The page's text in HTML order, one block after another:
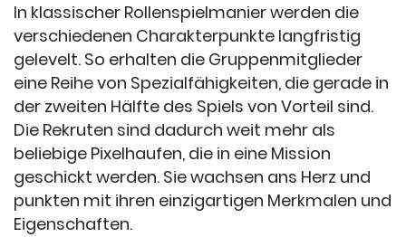
In klassischer Rollenspielmanier werden die
verschiedenen Charakterpunkte langfristig
gelevelt. So erhalten die Gruppenmitglieder
eine Reihe von Spezialfähigkeiten, die gerade in
der zweiten Hälfte des Spiels von Vorteil sind.
Die Rekruten sind dadurch weit mehr als
beliebige Pixelhaufen, die in eine Mission
geschickt werden. Sie wachsen ans Herz und
punkten mit ihren einzigartigen Merkmalen und
Eigenschaften.